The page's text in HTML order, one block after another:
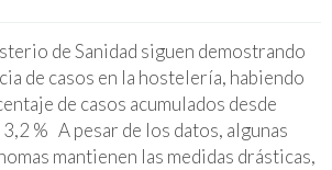
de Sanidad siguen demostrando
de casos en la hostelería, habiendo
de casos acumulados desde
3,2 % A pesar de los datos, algunas
mantienen las medidas drásticas,